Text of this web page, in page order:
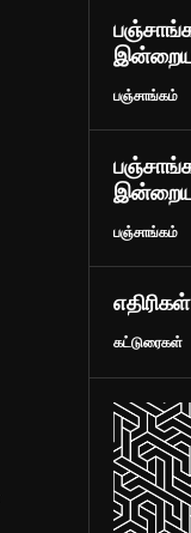
இன்றைய
பஞ்சாங்கம்
இன்றைய
பஞ்சாங்கம்
கட்டுரைகள்